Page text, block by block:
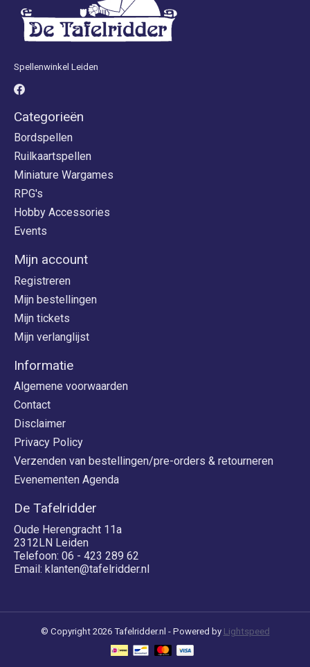
Spellenwinkel Leiden
Categorieën
Bordspellen
Ruilkaartspellen
Miniature Wargames
RPG's
Hobby Accessories
Events
Mijn account
Registreren
Mijn bestellingen
Mijn tickets
Mijn verlanglijst
Informatie
Algemene voorwaarden
Contact
Disclaimer
Privacy Policy
Verzenden van bestellingen/pre-orders & retourneren
Evenementen Agenda
De Tafelridder
Oude Herengracht 11a
2312LN Leiden
Telefoon: 06 - 423 289 62
Email: klanten@tafelridder.nl
© Copyright 2026 Tafelridder.nl - Powered by Lightspeed